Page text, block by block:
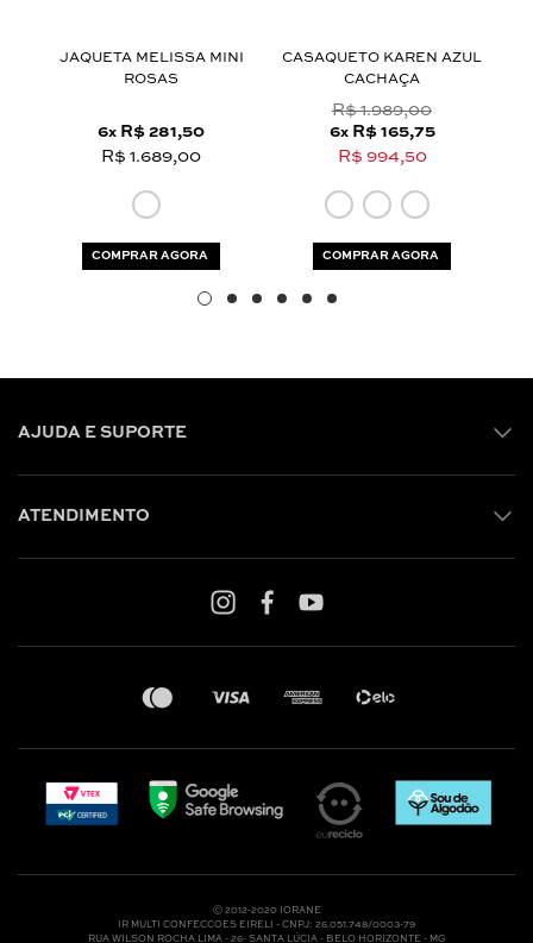
JAQUETA MELISSA MINI
ROSAS
6x R$ 281,50
R$ 1.689,00
COMPRAR AGORA
CASAQUETO KAREN AZUL
CACHAÇA
R$ 1.989,00
6x R$ 165,75
R$ 994,50
COMPRAR AGORA
AJUDA E SUPORTE
ATENDIMENTO
Whatsapp: (31) 97219-6604
Nossas Lojas
Ⓒ 2012-2020 IORANE
IR MULTI CONFECCOES EIRELI - CNPJ: 26.051.748/0003-79
RUA WILSON ROCHA LIMA - 26- SANTA LÚCIA - BELO HORIZONTE - MG